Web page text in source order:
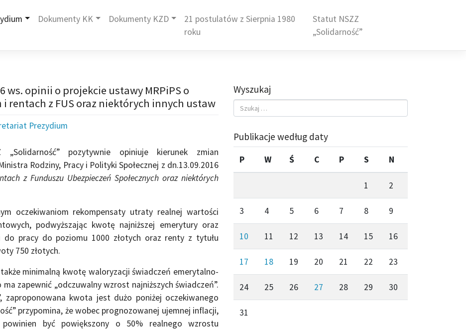
Dokumenty KK Dokumenty KZD
21 postulatów z Sierpnia 1980
roku
Statut NSZZ
„Solidarność”
ws. opinii o projekcie ustawy MRPiPS o
rentach z FUS oraz niektórych innych ustaw
Prezydium
pozytywnie opiniuje kierunek zmian
Rodziny, Pracy i Polityki Społecznej z dn.13.09.2016
z Funduszu Ubezpieczeń Społecznych oraz niektórych
oczekiwaniom rekompensaty utraty realnej wartości
podwyższając kwotę najniższej emerytury oraz
do pracy do poziomu 1000 złotych oraz renty z tytułu
750 złotych.
minimalną kwotę waloryzacji świadczeń emerytalno-
zapewnić „odczuwalny wzrost najniższych świadczeń”.
zaproponowana kwota jest dużo poniżej oczekiwanego
przypomina, że wobec prognozowanej ujemnej inflacji,
być powiększony o 50% realnego wzrostu
Wyszukaj
Publikacje według daty
P W Ś C P S N
1 2
3 4 5 6 7 8 9
10 11 12 13 14 15 16
17 18 19 20 21 22 23
24 25 26 27 28 29 30
31